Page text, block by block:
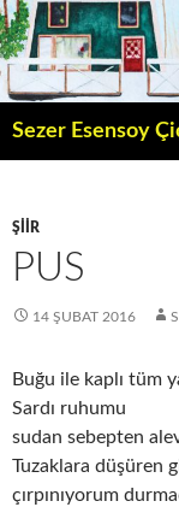
İçeriğe
atla
Sezer Esensoy
ŞIIR
PUS
14 ŞUBAT 2016
Buğu ile kaplı tüm
Sardı ruhumu
sudan sebepten
Tuzaklara düşüren
çırpınıyorum